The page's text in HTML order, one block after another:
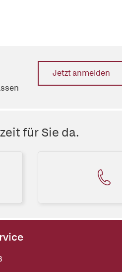
Jetzt anmelden
für Sie da.